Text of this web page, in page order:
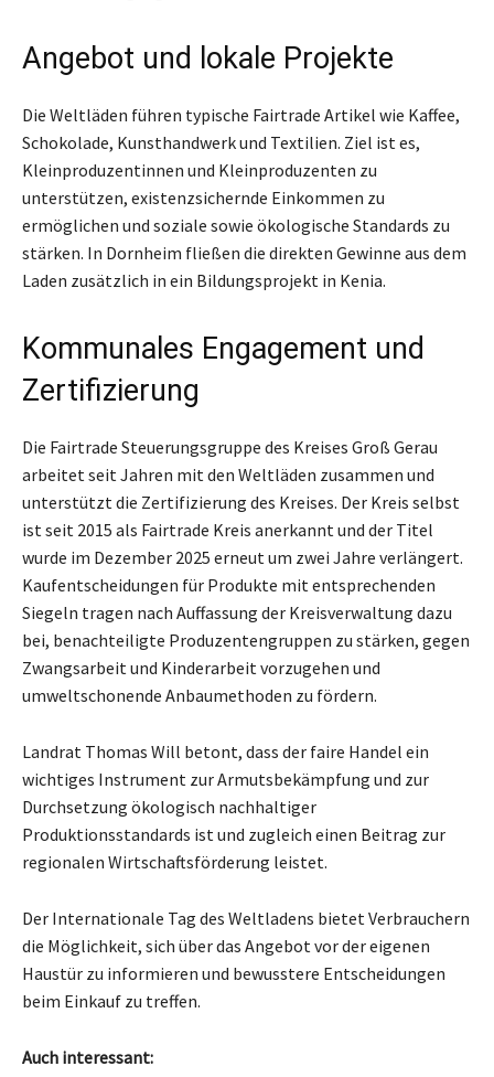
Angebot und lokale Projekte
Die Weltläden führen typische Fairtrade Artikel wie Kaffee,
Schokolade, Kunsthandwerk und Textilien. Ziel ist es,
Kleinproduzentinnen und Kleinproduzenten zu
unterstützen, existenzsichernde Einkommen zu
ermöglichen und soziale sowie ökologische Standards zu
stärken. In Dornheim fließen die direkten Gewinne aus dem
Laden zusätzlich in ein Bildungsprojekt in Kenia.
Kommunales Engagement und
Zertifizierung
Die Fairtrade Steuerungsgruppe des Kreises Groß Gerau
arbeitet seit Jahren mit den Weltläden zusammen und
unterstützt die Zertifizierung des Kreises. Der Kreis selbst
ist seit 2015 als Fairtrade Kreis anerkannt und der Titel
wurde im Dezember 2025 erneut um zwei Jahre verlängert.
Kaufentscheidungen für Produkte mit entsprechenden
Siegeln tragen nach Auffassung der Kreisverwaltung dazu
bei, benachteiligte Produzentengruppen zu stärken, gegen
Zwangsarbeit und Kinderarbeit vorzugehen und
umweltschonende Anbaumethoden zu fördern.
Landrat Thomas Will betont, dass der faire Handel ein
wichtiges Instrument zur Armutsbekämpfung und zur
Durchsetzung ökologisch nachhaltiger
Produktionsstandards ist und zugleich einen Beitrag zur
regionalen Wirtschaftsförderung leistet.
Der Internationale Tag des Weltladens bietet Verbrauchern
die Möglichkeit, sich über das Angebot vor der eigenen
Haustür zu informieren und bewusstere Entscheidungen
beim Einkauf zu treffen.
Auch interessant: